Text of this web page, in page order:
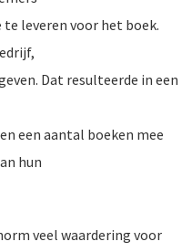
leveren voor het boek.
Dat resulteerde in een
een aantal boeken mee
hun
veel waardering voor